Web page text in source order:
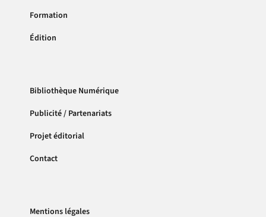
Formation
Édition
Bibliothèque Numérique
Publicité / Partenariats
Projet éditorial
Contact
Mentions légales